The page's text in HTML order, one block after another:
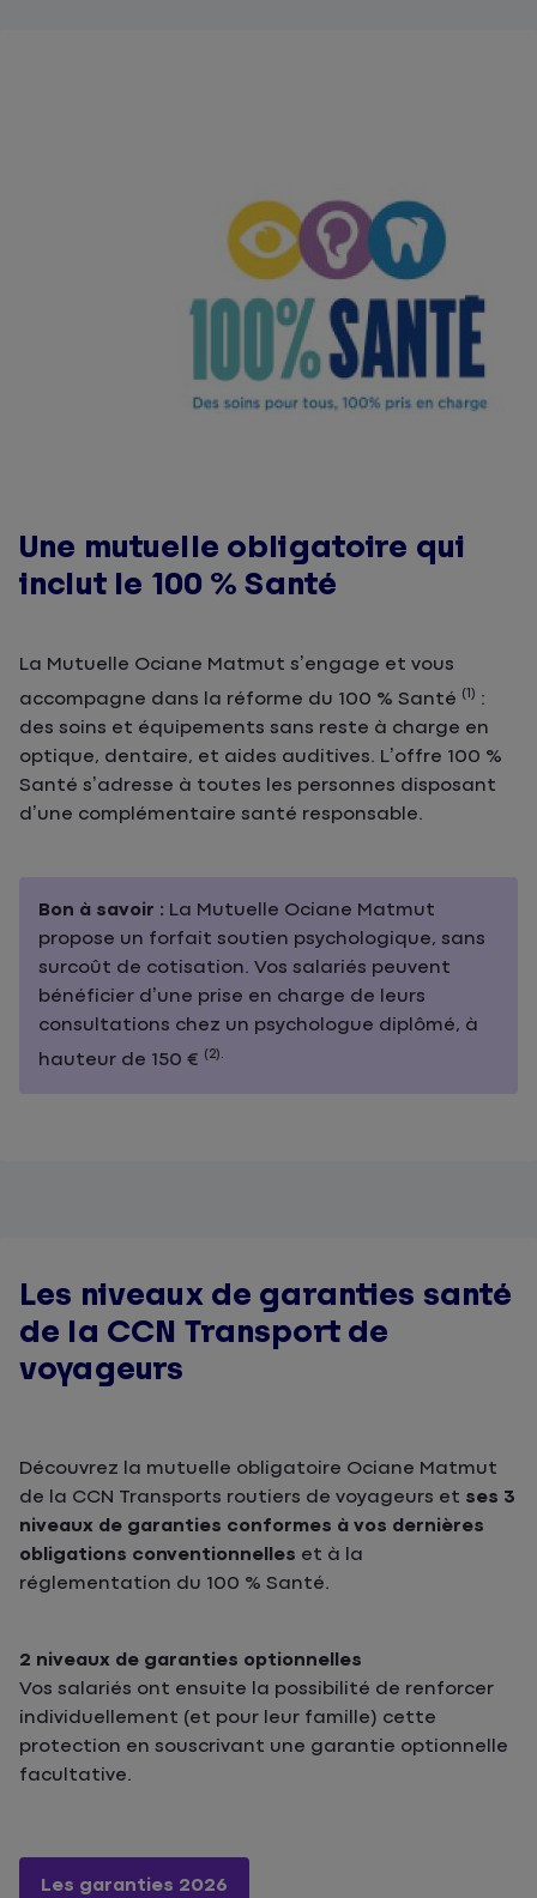
Une mutuelle obligatoire qui
inclut le 100 % Santé
La Mutuelle Ociane Matmut s’engage et vous
accompagne dans la réforme du 100 % Santé (1) :
des soins et équipements sans reste à charge en
optique, dentaire, et aides auditives. L’offre 100 %
Santé s’adresse à toutes les personnes disposant
d’une complémentaire santé responsable.
Bon à savoir : La Mutuelle Ociane Matmut
propose un forfait soutien psychologique, sans
surcoût de cotisation. Vos salariés peuvent
bénéficier d’une prise en charge de leurs
consultations chez un psychologue diplômé, à
hauteur de 150 € (2).
Les niveaux de garanties santé
de la CCN Transport de
voyageurs
Découvrez la mutuelle obligatoire Ociane Matmut
de la CCN Transports routiers de voyageurs et ses 3
niveaux de garanties conformes à vos dernières
obligations conventionnelles et à la
réglementation du 100 % Santé.
2 niveaux de garanties optionnelles
Vos salariés ont ensuite la possibilité de renforcer
individuellement (et pour leur famille) cette
protection en souscrivant une garantie optionnelle
facultative.
Les garanties 2026